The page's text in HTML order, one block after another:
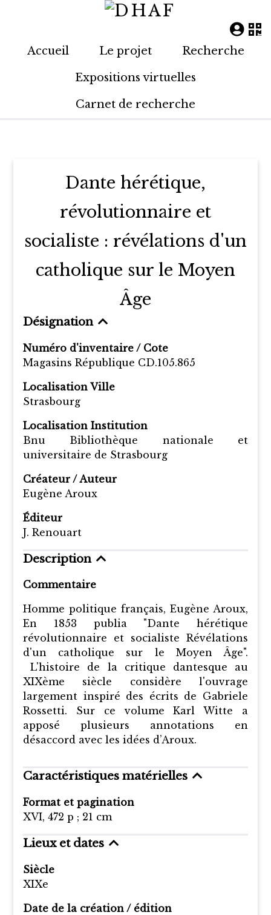
Accueil Le projet
Recherche
Expositions virtuelles
Carnet de recherche
Dante hérétique,
révolutionnaire et
socialiste : révélations d'un
catholique sur le Moyen
Âge
Désignation
Numéro d'inventaire / Cote
Magasins République CD.105.865
Localisation Ville
Strasbourg
Localisation Institution
Bnu Bibliothèque nationale et
universitaire de Strasbourg
Créateur / Auteur
Eugène Aroux
Éditeur
J. Renouart
Description
Commentaire
Homme politique français, Eugène Aroux,
En 1853 publia "Dante hérétique
révolutionnaire et socialiste Révélations
d'un catholique sur le Moyen Âge".
L'histoire de la critique dantesque au
XIXème siècle considère l'ouvrage
largement inspiré des écrits de Gabriele
Rossetti. Sur ce volume Karl Witte a
apposé plusieurs annotations en
désaccord avec les idées d’Aroux.
Caractéristiques matérielles
Format et pagination
XVI, 472 p ; 21 cm
Lieux et dates
Siècle
XIXe
Date de la création / édition